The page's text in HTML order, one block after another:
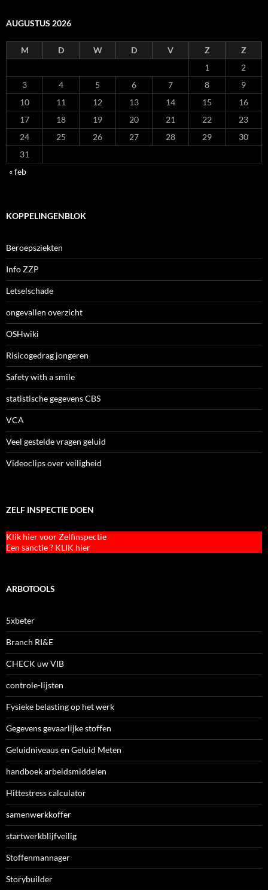
AUGUSTUS 2026
M D W D V Z
Z
1
2
3
4 5 6 7 8
9
10
11 12 13 14 15
16
17
18 19 20 21 22
23
24
25 26 27 28 29
30
31
« feb
KOPPELINGENBLOK
Beroepsziekten
Info ZZP
Letselschade
ongevallen overzicht
OSHwiki
Risicogedrag jongeren
Safety with a smile
statistische gegevens CBS
VCA
Veel gestelde vragen geluid
Videoclips over veiligheid
ZELF INSPECTIE DOEN
Klik hier voor Zelfinspectie
Een sanctie ? KLIK hier
ARBOTOOLS
5xbeter
Branch RI&E
CHECK uw VIB
controle-lijsten
Fysieke belasting op het werk
Gegevens gevaarlijke stoffen
Geluidniveaus en Geluid Meten
handboek arbeidsmiddelen
Hittestress calculator
samenwerkkoffer
startwerkblijfveilig
Stoffenmannager
Storybuilder